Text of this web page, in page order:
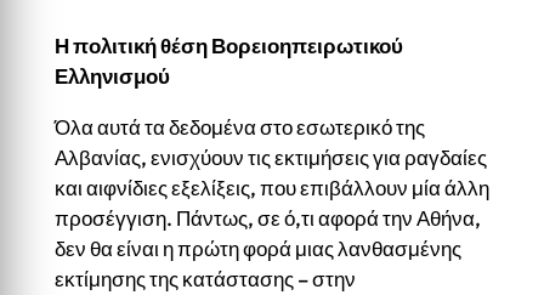
Η πολιτική θέση Βορειοηπειρωτικού
Ελληνισμού
Όλα αυτά τα δεδομένα στο εσωτερικό της
Αλβανίας, ενισχύουν τις εκτιμήσεις για ραγδαίες
και αιφνίδιες εξελίξεις, που επιβάλλουν μία άλλη
προσέγγιση. Πάντως, σε ό,τι αφορά την Αθήνα,
δεν θα είναι η πρώτη φορά μιας λανθασμένης
εκτίμησης της κατάστασης – στην